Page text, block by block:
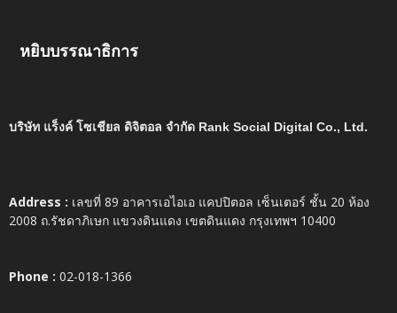
หยิบบรรณาธิการ
บริษัท แร็งค์ โซเชียล ดิจิตอล จำกัด Rank Social Digital Co., Ltd.
Address : เลขที่ 89 อาคารเอไอเอ แคปปิตอล เซ็นเตอร์ ชั้น 20 ห้อง
2008 ถ.รัชดาภิเษก แขวงดินแดง เขตดินแดง กรุงเทพฯ 10400
Phone : 02-018-1366